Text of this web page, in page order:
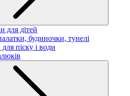
для дітей
будиночки, тунелі
піску і води